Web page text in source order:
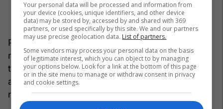
Pas ndaljes së gjakrrjedhjes, për disa orë është
mirë të mos e fryni hundën, të mos e ngacmoni,
të shmangni përkuljen me kokë poshtë dhe
aktivitetin e rëndë fizik, sepse këto mund ta
rihapin enën e gjakut që sapo është mbyllur.
Your personal data will be processed and information from
your device (cookies, unique identifiers, and other device
data) may be stored by, accessed by and shared with 369
partners, or used specifically by this site. We and our partners
may use precise geolocation data. List of partners.
Some vendors may process your personal data on the basis
of legitimate interest, which you can object to by managing
your options below. Look for a link at the bottom of this page
or in the site menu to manage or withdraw consent in privacy
and cookie settings.